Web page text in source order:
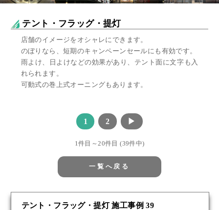
京都市新景観条例
看板Before After
ご相談からの流れ
お問い合わせ
テント・フラッグ・提灯
店舗のイメージをオシャレにできます。
のぼりなら、短期のキャンペーンセールにも有効です。
雨よけ、日よけなどの効果があり、テント面に文字も入
れられます。
可動式の巻上式オーニングもあります。
1 2 ▶
1件目～20件目 (39件中)
一覧へ戻る
テント・フラッグ・提灯 施工事例 39